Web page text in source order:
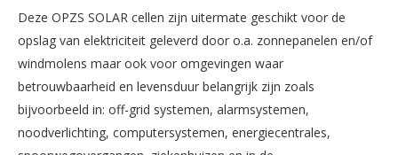
Deze OPZS SOLAR cellen zijn uitermate geschikt voor de
opslag van elektriciteit geleverd door o.a. zonnepanelen en/of
windmolens maar ook voor omgevingen waar
betrouwbaarheid en levensduur belangrijk zijn zoals
bijvoorbeeld in: off-grid systemen, alarmsystemen,
noodverlichting, computersystemen, energiecentrales,